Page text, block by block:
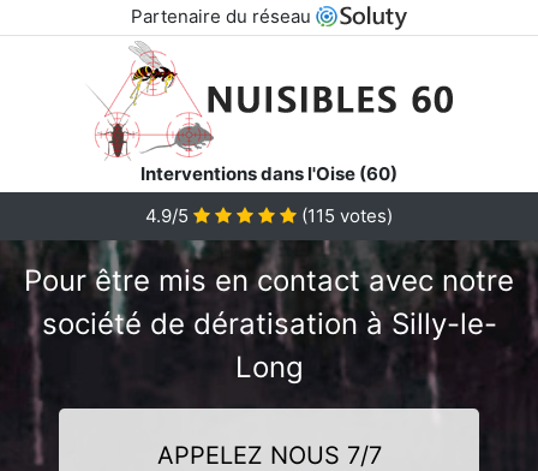
Partenaire du réseau
Interventions dans l'Oise (60)
4.9/5
(115 votes)
Pour être mis en contact avec notre
société de dératisation à Silly-le-
Long
APPELEZ NOUS 7/7